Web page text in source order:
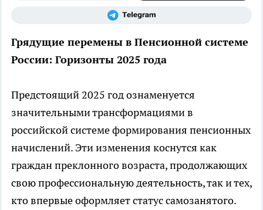
Грядущие перемены в Пенсионной системе
России: Горизонты 2025 года
Предстоящий 2025 год ознаменуется
значительными трансформациями в
российской системе формирования пенсионных
начислений. Эти изменения коснутся как
граждан преклонного возраста, продолжающих
свою профессиональную деятельность, так и тех,
кто впервые оформляет статус самозанятого.